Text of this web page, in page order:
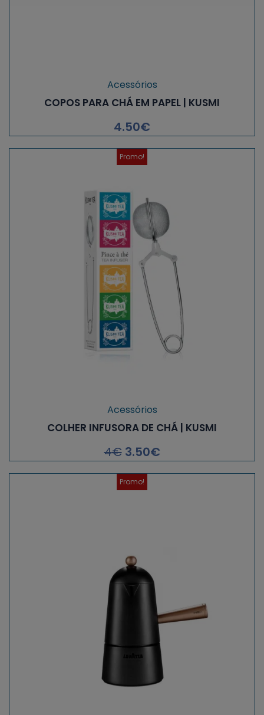
Acessórios
COPOS PARA CHÁ EM PAPEL | KUSMI
4.50€
Promo!
Acessórios
COLHER INFUSORA DE CHÁ | KUSMI
4€ 3.50€
Promo!